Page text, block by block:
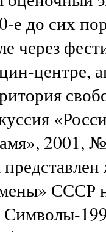
е до сих
через
центре,
2001,
СССР
Символы-